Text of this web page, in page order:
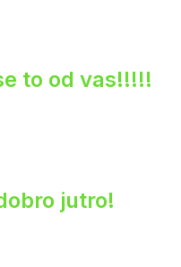
to od vas!!!!!
jutro!